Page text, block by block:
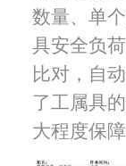
数量、单
具安全负
比对，自
了工属具
大程度保